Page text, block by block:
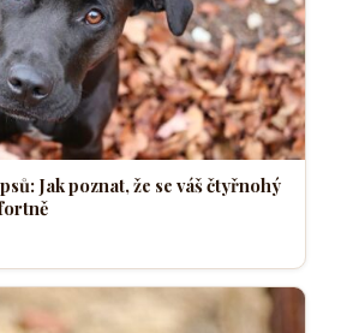
Jak poznat, že se váš čtyřnohý